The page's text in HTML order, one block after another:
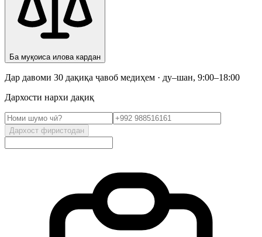
Ба муқоиса илова кардан
Дар давоми 30 дақиқа ҷавоб медиҳем · ду–шан, 9:00–18:00
Дархости нархи дақиқ
Дархост фиристодан